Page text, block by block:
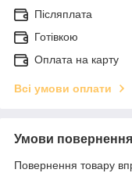
Післяплата
Готівкою
Оплата на карту
Всі умови оплати
Умови повернення
Повернення товару